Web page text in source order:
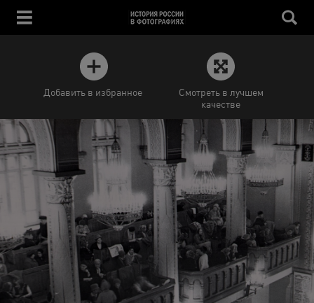
Добавить в избранное
Смотреть в лучшем
качестве